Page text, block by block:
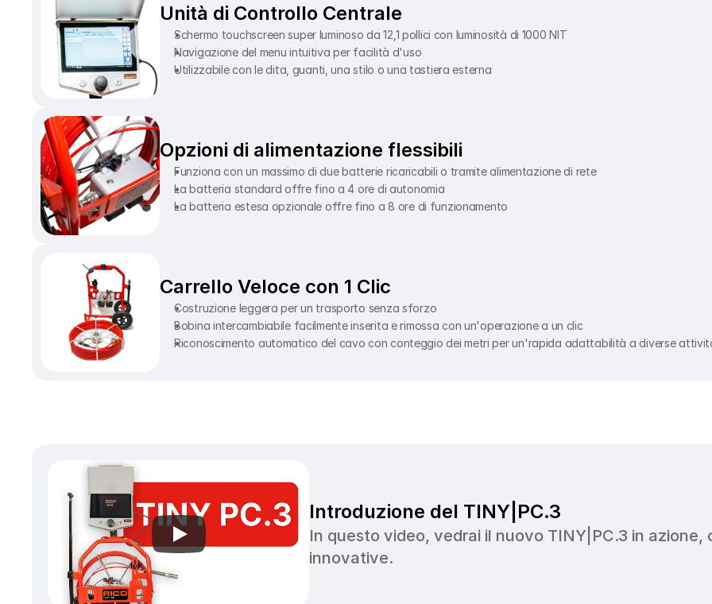
Unità di Controllo Centrale
Schermo touchscreen super luminoso da 12,1 pollici con luminosità di 1000 NIT
Navigazione del menu intuitiva per facilità d'uso
Utilizzabile con le dita, guanti, una stilo o una tastiera esterna
Opzioni di alimentazione flessibili
Funziona con un massimo di due batterie ricaricabili o tramite alimentazione di rete
La batteria standard offre fino a 4 ore di autonomia
La batteria estesa opzionale offre fino a 8 ore di funzionamento
Carrello Veloce con 1 Clic
Costruzione leggera per un trasporto senza sforzo
Bobina intercambiabile facilmente inserita e rimossa con un'operazione a un clic
Riconoscimento automatico del cavo con conteggio dei metri per un'rapida adattabilità a diverse
Introduzione del TINY|PC.3
In questo video, vedrai il nuovo TINY|PC.3 in
innovative.